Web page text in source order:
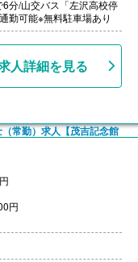
分/山交バス「左沢高校停
勤可能※無料駐車場あり
人詳細を見る
常勤）求人【茂吉記念館
円
円
て、12-18時間相当分を